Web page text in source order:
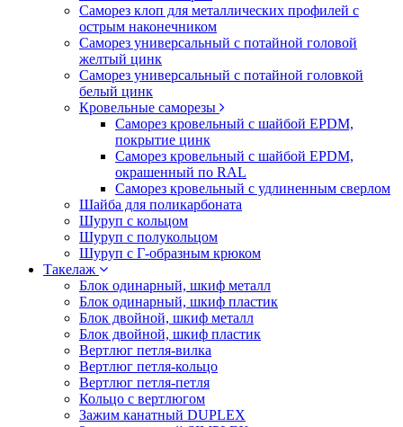
Саморез клоп для металлических профилей с
острым наконечником
Саморез универсальный с потайной головой
желтый цинк
Саморез универсальный с потайной головкой
белый цинк
Кровельные саморезы
Саморез кровельный с шайбой EPDM,
покрытие цинк
Саморез кровельный с шайбой EPDM,
окрашенный по RAL
Саморез кровельный с удлиненным сверлом
Шайба для поликарбоната
Шуруп с кольцом
Шуруп с полукольцом
Шуруп с Г-образным крюком
Такелаж
Блок одинарный, шкиф металл
Блок одинарный, шкиф пластик
Блок двойной, шкиф металл
Блок двойной, шкиф пластик
Вертлюг петля-вилка
Вертлюг петля-кольцо
Вертлюг петля-петля
Кольцо с вертлюгом
Зажим канатный DUPLEX